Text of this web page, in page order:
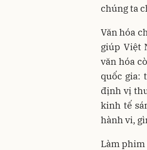
chúng ta
Văn hóa
giúp Việt
văn hóa
quốc gia:
định vị
kinh tế
hành vi,
Làm phim